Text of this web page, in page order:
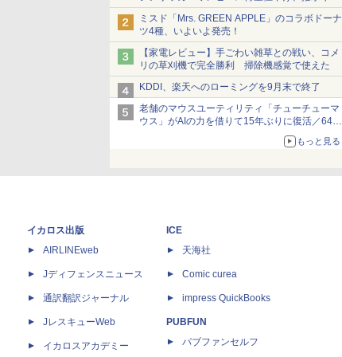
ショーツは1990円に
ミスド「Mrs. GREEN APPLE」のコラボドーナ
ツ4種、いよいよ発売！
【家電レビュー】手ごわい雑草との戦い、コメ
リの草刈機で完全勝利 掃除機感覚で使えた
KDDI、楽天へのローミングを9月末で終了
老舗のマウスユーティリティ「チューチューマ
ウス」がAIの力を借りて15年ぶりに復活／64bit
化、Windows 10/11、「Chrome」も走り回
る。復活記念で2026年末まで500円
もっと見る
イカロス出版
AIRLINEweb
Jディフェンスニュース
通訳翻訳ジャーナル
JレスキューWeb
イカロスアカデミー
ICE
天海社
Comic curea
impress QuickBooks
PUBFUN
パブファンセルフ